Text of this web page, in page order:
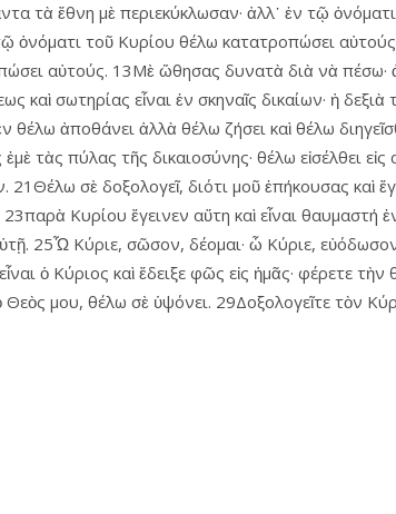
τὰ ἔθνη μὲ περιεκύκλωσαν· ἀλλ᾿ ἐν τῷ
ὀνόματι τοῦ Κυρίου θέλω κατατροπώσει
αὐτούς. 13Μὲ ὤθησας δυνατὰ διὰ νὰ πέσω·
καὶ σωτηρίας εἶναι ἐν σκηναῖς δικαίων· ἡ
ἀποθάνει ἀλλὰ θέλω ζήσει καὶ θέλω
τὰς πύλας τῆς δικαιοσύνης· θέλω εἰσέλθει
21Θέλω σὲ δοξολογεῖ, διότι μοῦ ἐπήκουσας καὶ
Κυρίου ἔγεινεν αὕτη καὶ εἶναι
25Ὦ Κύριε, σῶσον, δέομαι· ὦ Κύριε,
ὁ Κύριος καὶ ἔδειξε φῶς εἰς ἡμᾶς· φέρετε
μου, θέλω σὲ ὑψόνει. 29Δοξολογεῖτε τὸν